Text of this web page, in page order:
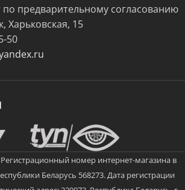
предварительному согласованию
Харьковская, 15
50
номер интернет-магазина в
Беларусь 568273. Дата регистрации